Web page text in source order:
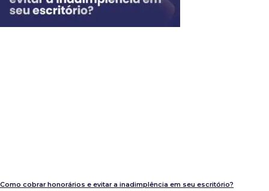
Como cobrar honorários e evitar a inadimplência em seu escritório?